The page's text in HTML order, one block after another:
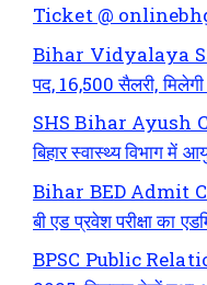
Ticket @
Bihar Vidyalaya
पद, 16,500 सैलरी, मिलेगी
SHS Bihar Ayush
बिहार स्वास्थ्य विभाग
Bihar BED Admit
बी एड प्रवेश परीक्षा का
BPSC Public